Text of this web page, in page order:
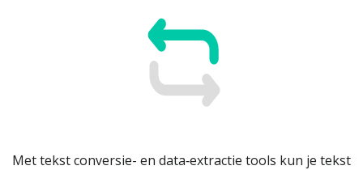
Met tekst conversie- en data‑extractie tools kun je tekst